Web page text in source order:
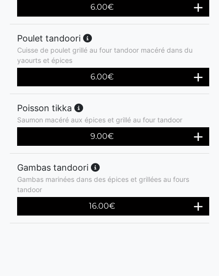
6.00€
Poulet tandoori
Cuisse de poulet grillé au four tandoor macéré dans du
yaourts et épices
6.00€
Poisson tikka
Saumon macéré aux épices et grillé au four tandoor
9.00€
Gambas tandoori
Gambas marinées dans des épices et grillées au fours
tandoor
16.00€